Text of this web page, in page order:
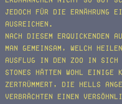
jedoch für die Ernährung
ausreichen.
Nach diesem erquickenden
man gemeinsam, welch
Ausflug in den Zoo in
Stones hätten wohl einige
zertrümmert, die Hells
verbrächten einen